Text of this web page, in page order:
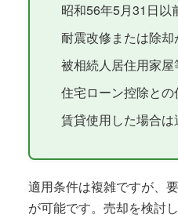
昭和56年5月31日以
耐震改修または除却
被相続人居住用家
住宅ローン控除と
賃貸使用した場合
適用条件は複雑ですが、
が可能です。売却を検討